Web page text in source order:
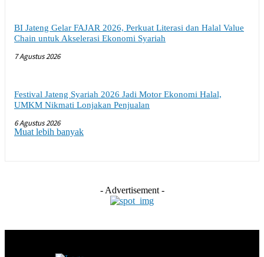
BI Jateng Gelar FAJAR 2026, Perkuat Literasi dan Halal Value
Chain untuk Akselerasi Ekonomi Syariah
7 Agustus 2026
Festival Jateng Syariah 2026 Jadi Motor Ekonomi Halal,
UMKM Nikmati Lonjakan Penjualan
6 Agustus 2026
Muat lebih banyak
- Advertisement -